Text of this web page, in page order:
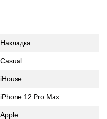
Накладка
Casual
iHouse
iPhone 12 Pro Max
Apple